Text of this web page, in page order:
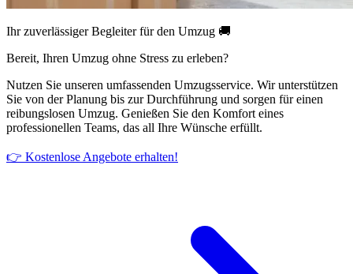
Ihr zuverlässiger Begleiter für den Umzug 🚚
Bereit, Ihren Umzug ohne Stress zu erleben?
Nutzen Sie unseren umfassenden Umzugsservice. Wir unterstützen
Sie von der Planung bis zur Durchführung und sorgen für einen
reibungslosen Umzug. Genießen Sie den Komfort eines
professionellen Teams, das all Ihre Wünsche erfüllt.
👉 Kostenlose Angebote erhalten!